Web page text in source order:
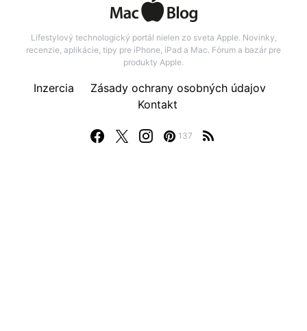
Lifestylový technologický portál nielen zo sveta Apple. Novinky,
recenzie, aplikácie, tipy pre iPhone, iPad a Mac. Fórum a bazár pre
produkty Apple.
137
Inzercia
Zásady ochrany osobných údajov
Kontakt